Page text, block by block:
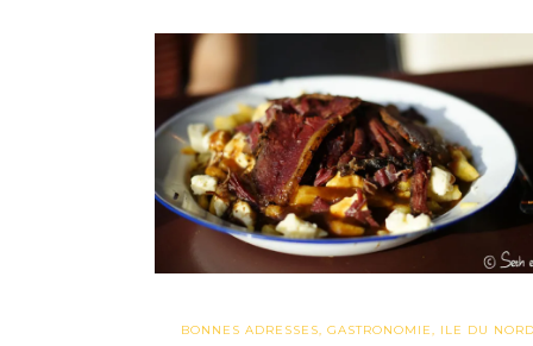
BONNES ADRESSES GASTRONOMIE
ILE DU